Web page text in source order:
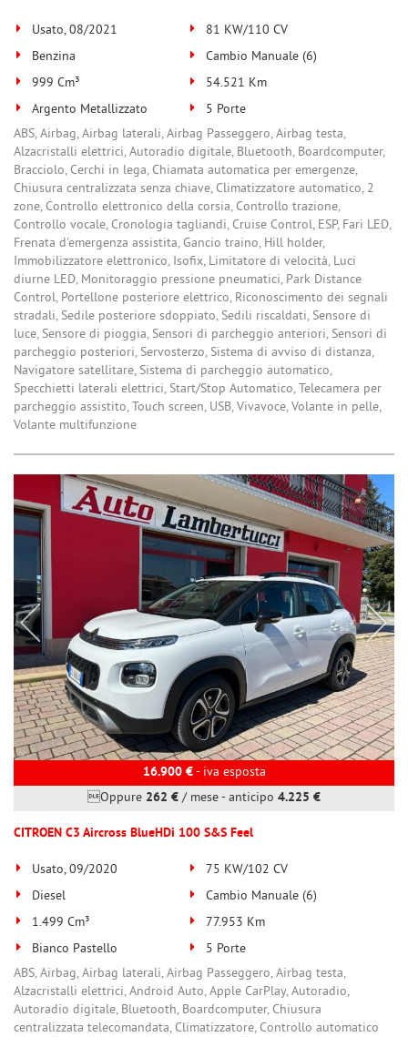
Usato, 08/2021
81 KW/110 CV
Benzina
Cambio Manuale (6)
999 Cm³
54.521 Km
Argento Metallizzato
5 Porte
ABS, Airbag, Airbag laterali, Airbag Passeggero, Airbag testa,
Alzacristalli elettrici, Autoradio digitale, Bluetooth, Boardcomputer,
Bracciolo, Cerchi in lega, Chiamata automatica per emergenze,
Chiusura centralizzata senza chiave, Climatizzatore automatico, 2
zone, Controllo elettronico della corsia, Controllo trazione,
Controllo vocale, Cronologia tagliandi, Cruise Control, ESP, Fari LED,
Frenata d'emergenza assistita, Gancio traino, Hill holder,
Immobilizzatore elettronico, Isofix, Limitatore di velocità, Luci
diurne LED, Monitoraggio pressione pneumatici, Park Distance
Control, Portellone posteriore elettrico, Riconoscimento dei segnali
stradali, Sedile posteriore sdoppiato, Sedili riscaldati, Sensore di
luce, Sensore di pioggia, Sensori di parcheggio anteriori, Sensori di
parcheggio posteriori, Servosterzo, Sistema di avviso di distanza,
Navigatore satellitare, Sistema di parcheggio automatico,
Specchietti laterali elettrici, Start/Stop Automatico, Telecamera per
parcheggio assistito, Touch screen, USB, Vivavoce, Volante in pelle,
Volante multifunzione
16.900 €- iva esposta
Oppure 262 € / mese-anticipo 4.225 €
CITROEN C3 Aircross BlueHDi 100 S&S Feel
Usato, 09/2020
75 KW/102 CV
Diesel
Cambio Manuale (6)
1.499 Cm³
77.953 Km
Bianco Pastello
5 Porte
ABS, Airbag, Airbag laterali, Airbag Passeggero, Airbag testa,
Alzacristalli elettrici, Android Auto, Apple CarPlay, Autoradio,
Autoradio digitale, Bluetooth, Boardcomputer, Chiusura
centralizzata telecomandata, Climatizzatore, Controllo automatico